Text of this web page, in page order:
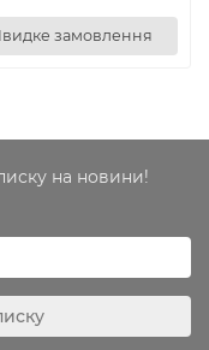
замовлення
на новини!